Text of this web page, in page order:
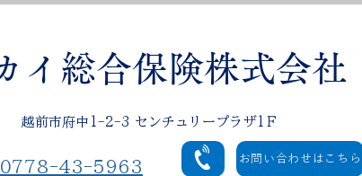
イ総合保険株式会社
越前市府中1-2-3 センチュリープラザ1Ｆ
43-5963 お問い合わせはこちら